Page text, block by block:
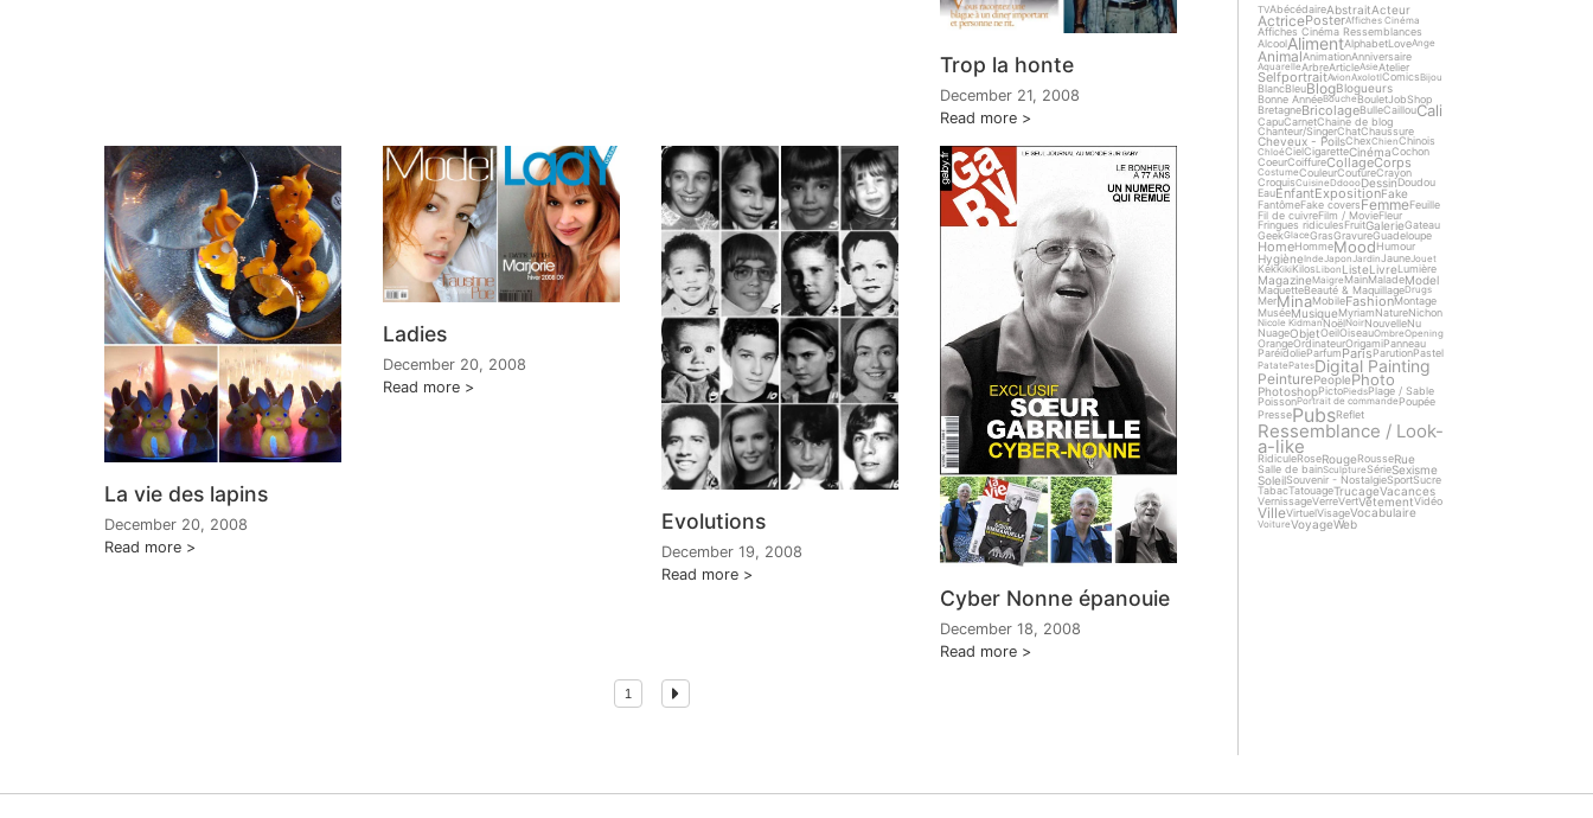
Trop la honte
December 21, 2008
Read more
La vie des lapins
December 20, 2008
Read more
Ladies
December 20, 2008
Read more
Evolutions
December 19, 2008
Read more
Cyber Nonne épanouie
December 18, 2008
Read more
1
TVAbécédaireAbstraitActeur
ActricePosterAffiches Cinéma
Affiches Cinéma Ressemblances
AlcoolAlimentAlphabetLoveAnge
AnimalAnimationAnniversaire
AquarelleArbreArticleAsieAtelier
SelfportraitAvionAxolotlComicsBijou
BlancBleuBlogBlogueurs
Bonne AnnéeBoucheBouletJobShop
BretagneBricolageBulleCaillouCali
CapuCarnetChaine de blog
Chanteur/SingerChatChaussure
Cheveux - PoilsChexChienChinois
ChloéCielCigaretteCinémaCochon
CoeurCoiffureCollageCorps
CostumeCouleurCoutureCrayon
CroquisCuisineDdoooDessinDoudou
EauEnfantExpositionFake
FantômeFake coversFemmeFeuille
Fil de cuivreFilm / MovieFleur
Fringues ridiculesFruitGalerieGateau
GeekGlaceGrasGravureGuadeloupe
HomeHommeMoodHumour
HygièneInde Japon JardinJaune Jouet
KekKikiKilosLibon ListeLivreLumière
MagazineMaigre MainMaladeModel
MaquetteBeauté & MaquillageDrugs
MerMinaMobileFashionMontage
MuséeMusiqueMyriamNatureNichon
Nicole KidmanNoëlNoirNouvelleNu
NuageObjetOeilOiseauOmbreOpening
OrangeOrdinateurOrigamiPanneau
ParéidolieParfumParisParutionPastel
PatatePatesDigital Painting
PeinturePeoplePhoto
PhotoshopPictoPiedsPlage / Sable
PoissonPortrait de commande Poupée
PressePubsReflet
Ressemblance / Look-
a-like
RidiculeRoseRougeRousseRue
Salle de bainSculptureSérieSexisme
SoleilSouvenir - NostalgieSportSucre
TabacTatouageTrucageVacances
VernissageVerreVertVêtementVidéo
VilleVirtuelVisageVocabulaire
VoitureVoyageWeb